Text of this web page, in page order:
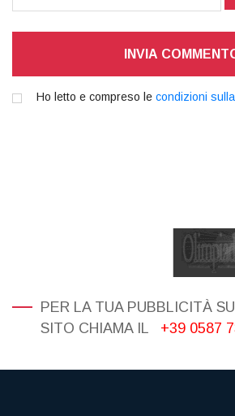
INVIA
Ho letto e compreso le condizioni
PER LA TUA PUBBLICITÀ
SITO CHIAMA IL
+39 0587